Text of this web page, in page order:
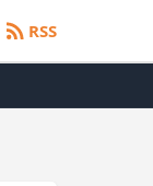
RSS